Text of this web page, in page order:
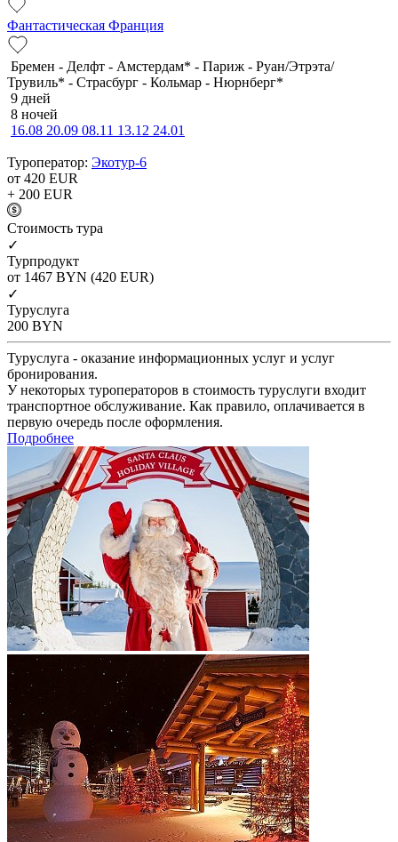
Фантастическая Франция
Бремен - Делфт - Амстердам* - Париж - Руан/Этрэта/
Трувиль* - Страсбург - Кольмар - Нюрнберг*
9 дней
8 ночей
16.08 20.09 08.11 13.12 24.01
Туроператор: Экотур-6
от 420 EUR
+ 200 EUR
Cтоимость тура
✓
Турпродукт
от 1467 BYN (420 EUR)
✓
Туруслуга
200 BYN
Туруслуга - оказание информационных услуг и услуг
бронирования.
У некоторых туроператоров в стоимость туруслуги входит
транспортное обслуживание. Как правило, оплачивается в
первую очередь после оформления.
Подробнее